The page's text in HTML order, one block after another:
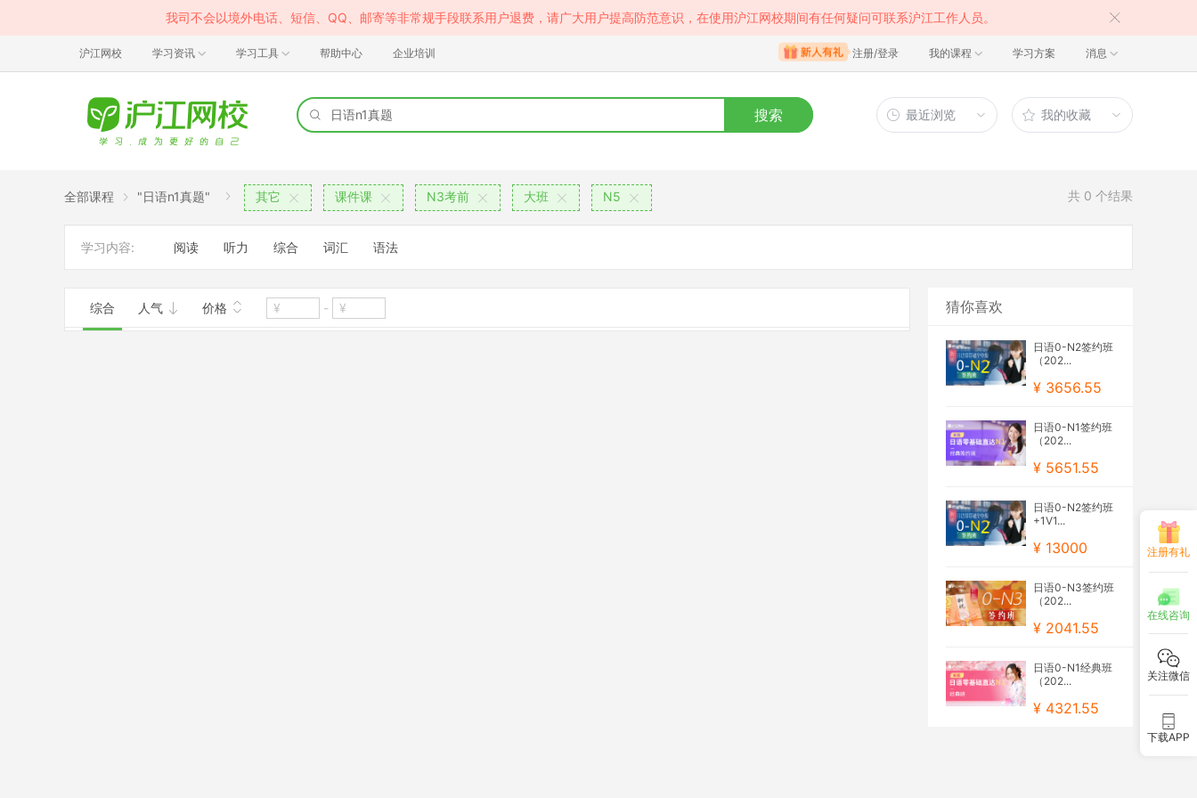
我司不会以境外电话、短信、QQ、邮寄等非常规手段联系用户退费，请广大用户提高防范意识，在使用沪江网校期间有任何疑问可联系沪江工作人员。
沪江网校 学习资讯 学习工具 帮助中心 企业培训 注册/登录 我的课程 学习方案 消息
搜索 最近浏览 我的收藏
全部课程 "日语n1真题" 其它 课件课 N3考前 大班 N5 共 0 个结果
学习内容: 阅读 听力 综合 词汇 语法
综合 人气 价格 - 猜你喜欢
日语0-N2签约班
（202...
¥ 3656.55
日语0-N1签约班
（202...
¥ 5651.55
日语0-N2签约班
+1V1...
¥ 13000
日语0-N3签约班
（202...
¥ 2041.55
日语0-N1经典班
（202...
¥ 4321.55
注册有礼
在线咨询
关注微信
下载APP